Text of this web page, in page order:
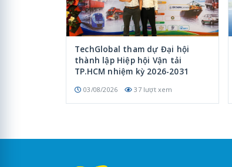
TechGlobal tham dự Đại hội
thành lập Hiệp hội Vận tải
TP.HCM nhiệm kỳ 2026-2031
03/08/2026 37 lượt xem